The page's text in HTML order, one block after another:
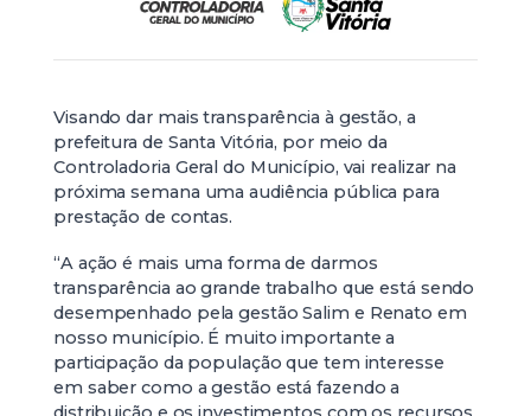
Visando dar mais transparência à gestão, a
prefeitura de Santa Vitória, por meio da
Controladoria Geral do Município, vai realizar na
próxima semana uma audiência pública para
prestação de contas.
“A ação é mais uma forma de darmos
transparência ao grande trabalho que está sendo
desempenhado pela gestão Salim e Renato em
nosso município. É muito importante a
participação da população que tem interesse
em saber como a gestão está fazendo a